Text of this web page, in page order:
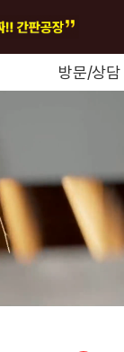
방문/상담